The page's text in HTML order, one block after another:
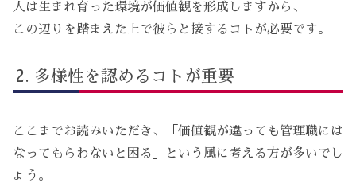
人は生まれ育った環境が価値観を形成しますから、
この辺りを踏まえた上で彼らと接するコトが必要です。
多様性を認めるコトが重要
ここまでお読みいただき、「価値観が違っても管理職には
なってもらわないと困る」という風に考える方が多いでし
ょう。